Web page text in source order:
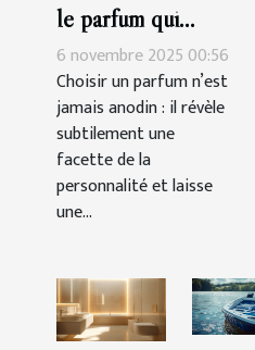
le parfum qui
complète votre
personnalité?
6 novembre 2025 00:56
Choisir un parfum n’est
jamais anodin : il révèle
subtilement une
facette de la
personnalité et laisse
une...